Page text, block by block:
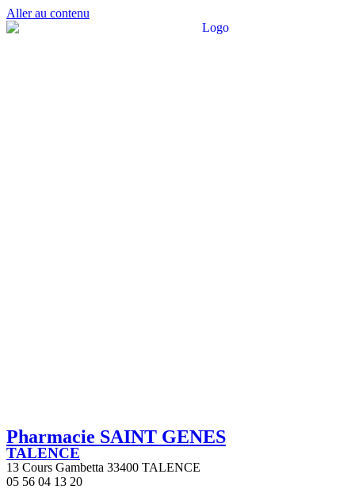
Aller au contenu
Pharmacie SAINT GENES
TALENCE
13 Cours Gambetta 33400 TALENCE
05 56 04 13 20